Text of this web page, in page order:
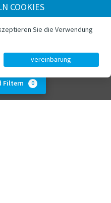
Filtern 0
COOKIES
Sie die Verwendung
vereinbarung